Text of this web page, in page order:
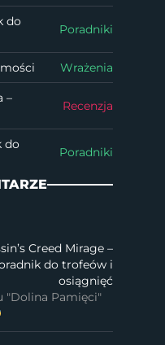
do
Poradniki
Wrażenia
–
Recenzja
do
Poradniki
Creed Mirage –
do trofeów i
osiągnięć
"Dolina Pamięci"